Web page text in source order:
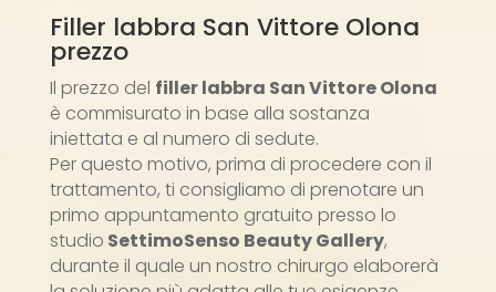
Filler labbra San Vittore Olona
prezzo
Il prezzo del filler labbra San Vittore Olona
è commisurato in base alla sostanza
iniettata e al numero di sedute.
Per questo motivo, prima di procedere con il
trattamento, ti consigliamo di prenotare un
primo appuntamento gratuito presso lo
studio SettimoSenso Beauty Gallery,
durante il quale un nostro chirurgo elaborerà